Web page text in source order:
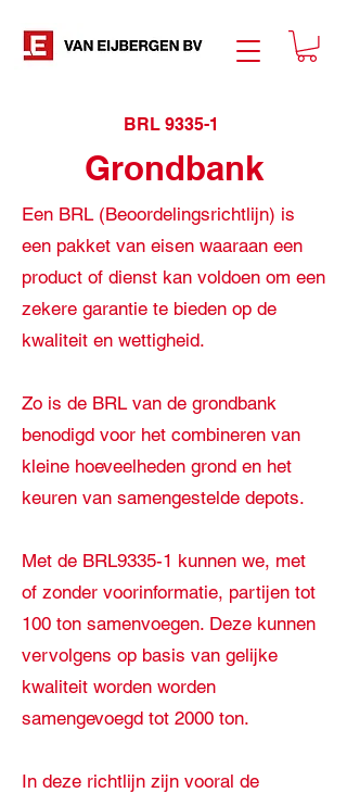
BRL 9335-1
Grondbank
Een BRL (Beoordelingsrichtlijn) is
een pakket van eisen waaraan een
product of dienst kan voldoen om een
zekere garantie te bieden op de
kwaliteit en wettigheid.
Zo is de BRL van de grondbank
benodigd voor het combineren van
kleine hoeveelheden grond en het
keuren van samengestelde depots.
Met de BRL9335-1 kunnen we, met
of zonder voorinformatie, partijen tot
100 ton samenvoegen. Deze kunnen
vervolgens op basis van gelijke
kwaliteit worden worden
samengevoegd tot 2000 ton.
In deze richtlijn zijn vooral de